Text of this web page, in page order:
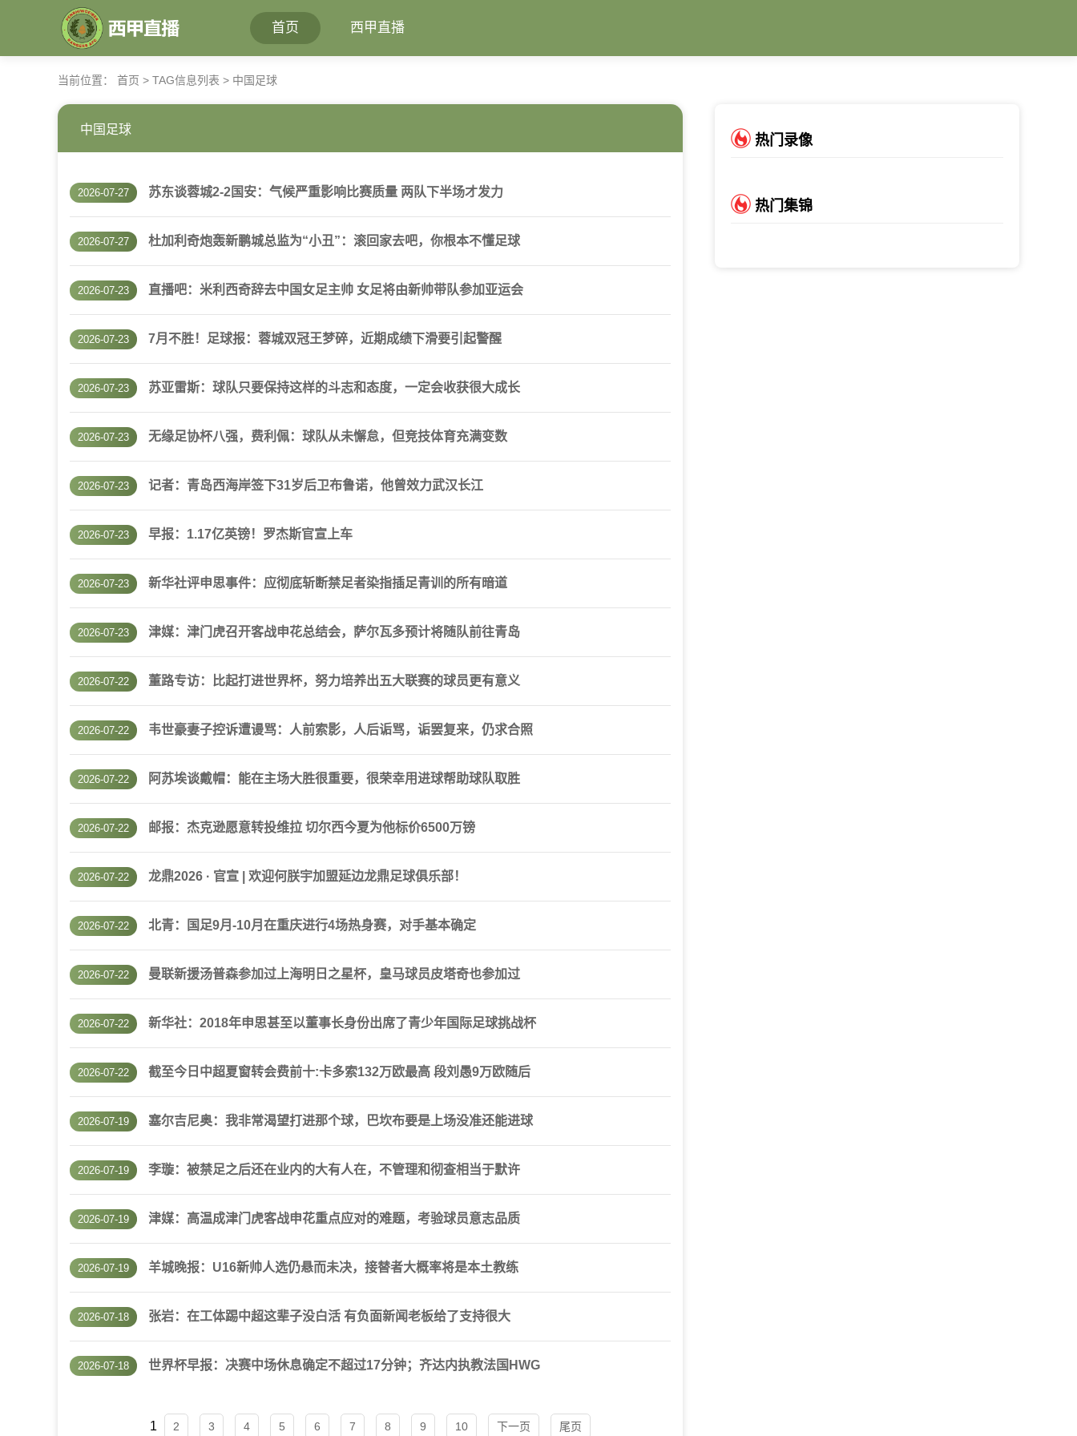
首页 西甲直播
当前位置： 首页 > TAG信息列表 > 中国足球
中国足球
2026-07-27 苏东谈蓉城2-2国安：气候严重影响比赛质量 两队下半场才发力
2026-07-27 杜加利奇炮轰新鹏城总监为“小丑”：滚回家去吧，你根本不懂足球
2026-07-23 直播吧：米利西奇辞去中国女足主帅 女足将由新帅带队参加亚运会
2026-07-23 7月不胜！足球报：蓉城双冠王梦碎，近期成绩下滑要引起警醒
2026-07-23 苏亚雷斯：球队只要保持这样的斗志和态度，一定会收获很大成长
2026-07-23 无缘足协杯八强，费利佩：球队从未懈怠，但竞技体育充满变数
2026-07-23 记者：青岛西海岸签下31岁后卫布鲁诺，他曾效力武汉长江
2026-07-23 早报：1.17亿英镑！罗杰斯官宣上车
2026-07-23 新华社评申思事件：应彻底斩断禁足者染指插足青训的所有暗道
2026-07-23 津媒：津门虎召开客战申花总结会，萨尔瓦多预计将随队前往青岛
2026-07-22 董路专访：比起打进世界杯，努力培养出五大联赛的球员更有意义
2026-07-22 韦世豪妻子控诉遭谩骂：人前索影，人后诟骂，诟罢复来，仍求合照
2026-07-22 阿苏埃谈戴帽：能在主场大胜很重要，很荣幸用进球帮助球队取胜
2026-07-22 邮报：杰克逊愿意转投维拉 切尔西今夏为他标价6500万镑
2026-07-22 龙鼎2026 · 官宣 | 欢迎何朕宇加盟延边龙鼎足球俱乐部！
2026-07-22 北青：国足9月-10月在重庆进行4场热身赛，对手基本确定
2026-07-22 曼联新援汤普森参加过上海明日之星杯，皇马球员皮塔奇也参加过
2026-07-22 新华社：2018年申思甚至以董事长身份出席了青少年国际足球挑战杯
2026-07-22 截至今日中超夏窗转会费前十:卡多索132万欧最高 段刘愚9万欧随后
2026-07-19 塞尔吉尼奥：我非常渴望打进那个球，巴坎布要是上场没准还能进球
2026-07-19 李璇：被禁足之后还在业内的大有人在，不管理和彻查相当于默许
2026-07-19 津媒：高温成津门虎客战申花重点应对的难题，考验球员意志品质
2026-07-19 羊城晚报：U16新帅人选仍悬而未决，接替者大概率将是本土教练
2026-07-18 张岩：在工体踢中超这辈子没白活 有负面新闻老板给了支持很大
2026-07-18 世界杯早报：决赛中场休息确定不超过17分钟；齐达内执教法国HWG
1 2 3 4 5 6 7 8 9 10 下一页 尾页
热门录像
热门集锦